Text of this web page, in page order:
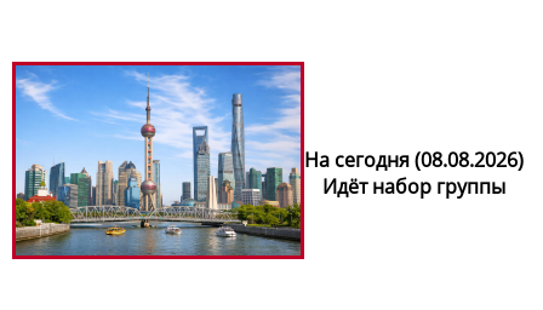
На сегодня (08.08.2026)
Идёт набор группы